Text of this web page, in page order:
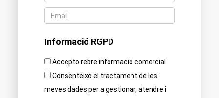
Informació RGPD
Accepto rebre informació comercial
Consenteixo el tractament de les
meves dades per a gestionar, atendre i